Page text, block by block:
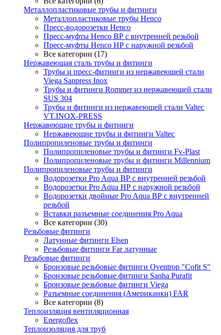
Металлопластиковые трубы и фитинги
Металлопластиковые трубы Henco
Пресс-водорозетки Henco
Пресс-муфты Henco ВР с внутренней резьбой
Пресс-муфты Henco НР с наружной резьбой
Все категории (17)
Нержавеющая сталь трубы и фитинги
Трубы и пресс-фитинги из нержавеющей стали
Viega Sanpress Inox
Трубы и фитинги Rommer из нержавеющей стали
SUS 304
Трубы и фитинги из нержавеющей стали Valtec
VT.INOX-PRESS
Нержавеющие трубы и фитинги
Нержавеющие трубы и фитинги Valtec
Полипропиленовые трубы и фитинги
Полипропиленовые трубы и фитинги Fv-Plast
Полипропиленовые трубы и фитинги Millennium
Полипропиленовые трубы и фитинги
Водорозетки Pro Aqua ВР с внутренней резьбой
Водорозетки Pro Aqua НР с наружной резьбой
Водорозетки двойные Pro Aqua ВР с внутренней
резьбой
Вставки разъемные соединения Pro Aqua
Все категории (30)
Резьбовые фитинги
Латунные фитинги Elsen
Резьбовые фитинги Far латунные
Резьбовые фитинги
Бронзовые резьбовые фитинги Oventrop "Cofit S"
Бронзовые резьбовые фитинги Sanha Purafit
Бронзовые резьбовые фитинги Viega
Разъемные соединения (Американки) FAR
Все категории (8)
Теплоизляция вентиляционная
Energoflex
Теплоизоляция для труб